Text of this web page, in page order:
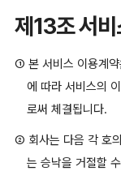
제13조 서
① 본 서비스 이용계약
에 따라 서비스의
로써 체결됩니다.
② 회사는 다음 각 호
는 승낙을 거절할